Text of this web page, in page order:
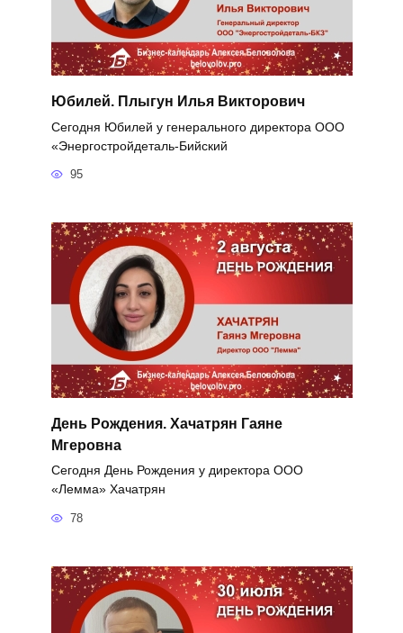
Юбилей. Плыгун Илья Викторович
Сегодня Юбилей у генерального директора ООО
«Энергостройдеталь-Бийский
95
День Рождения. Хачатрян Гаяне
Мгеровна
Сегодня День Рождения у директора ООО
«Лемма» Хачатрян
78